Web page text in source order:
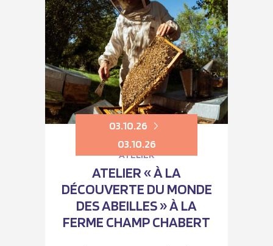
03.10.26
03.10.26
ATELIER
ATELIER « À LA
DÉCOUVERTE DU MONDE
DES ABEILLES » À LA
FERME CHAMP CHABERT